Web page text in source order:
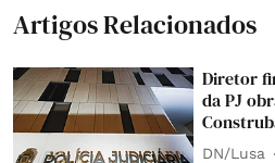
Artigos Relacionados
Diretor
da PJ
DN/Lusa